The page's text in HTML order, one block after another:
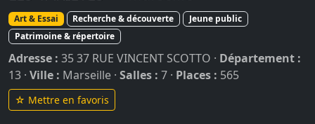
Art & Essai Recherche & découverte
Jeune public
Patrimoine & répertoire
Adresse : 35 37 RUE VINCENT SCOTTO · Département :
13 · Ville : Marseille · Salles : 7 · Places : 565
☆ Mettre en favoris